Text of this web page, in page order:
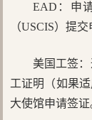
EAD：申
（USCIS）提
美国工签
工证明（如果
大使馆申请签证